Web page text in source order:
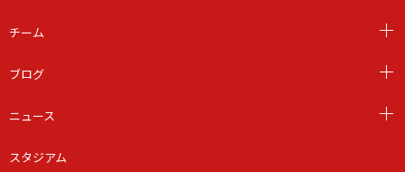
チーム
ブログ
ニュース
スタジアム